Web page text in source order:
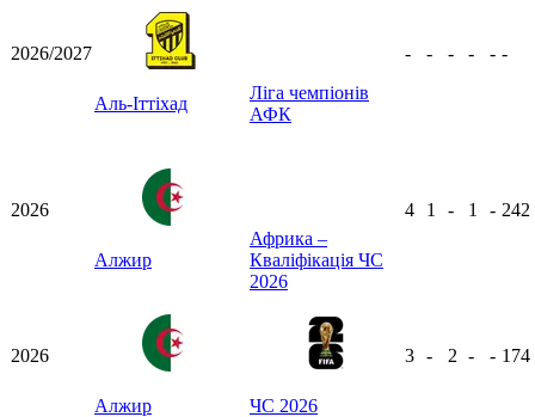
2026/2027
Аль-Іттіхад
Ліга чемпіонів
АФК
- - - - - -
2026
Алжир
Африка –
Кваліфікація ЧС
2026
4 1 - 1 - 242
2026
Алжир ЧС 2026
3 - 2 - - 174